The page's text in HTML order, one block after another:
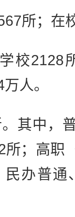
所；在
2128
人。
中，普
所；高职
办普通